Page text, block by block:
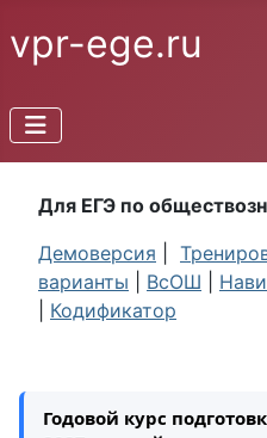
vpr-ege.ru
Для ЕГЭ по
Демоверсия
варианты
ВсОШ
Кодификатор
Годовой курс